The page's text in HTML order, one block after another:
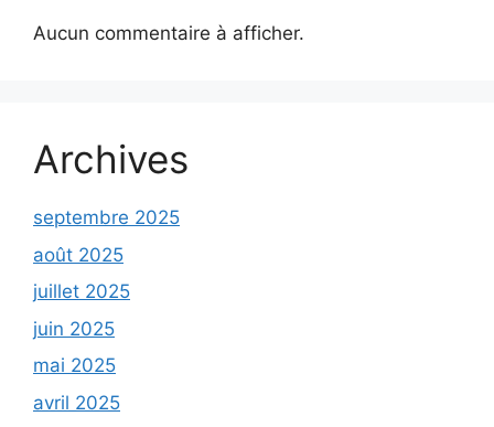
Aucun commentaire à afficher.
Archives
septembre 2025
août 2025
juillet 2025
juin 2025
mai 2025
avril 2025